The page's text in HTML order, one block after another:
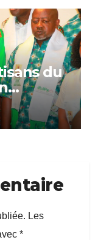
du
Les
*